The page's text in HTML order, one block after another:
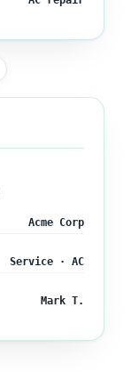
Acme Corp
Service · AC
Mark T.